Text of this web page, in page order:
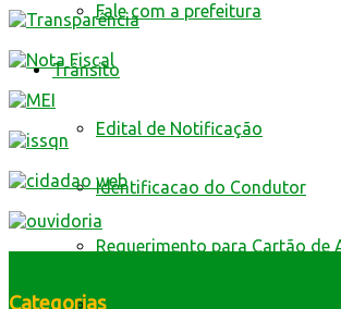
Fale com a prefeitura
Trânsito
Edital de Notificação
Identificacao do Condutor
Requerimento para Cartão de
Resultado de defesa e recursos
Categorias